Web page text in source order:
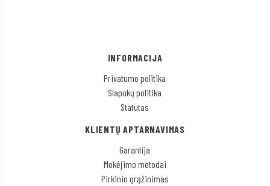
INFORMACIJA
Privatumo politika
Slapukų politika
Statutas
KLIENTŲ APTARNAVIMAS
Garantija
Mokėjimo metodai
Pirkinio grąžinimas